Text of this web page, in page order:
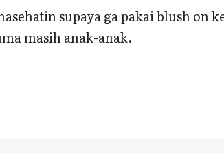
supaya ga pakai blush on
masih anak-anak.